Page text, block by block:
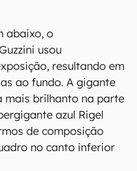
abaixo, o
usou
resultando em
ao fundo. A gigante
mais brilhanto na parte
azul Rigel
de composição
no canto inferior